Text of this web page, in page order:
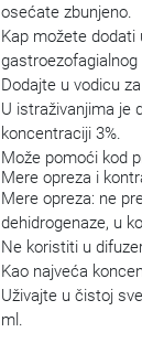
osećate zbunjeno.
Kap možete
gastroezofagialnog
Dodajte u vodicu
U istraživanjima je
koncentraciji 3%.
Može pomoći kod
Mere opreza i
Mere opreza: ne
dehidrogenaze, u
Ne koristiti u
Kao najveća
Uživajte u čistoj
ml.